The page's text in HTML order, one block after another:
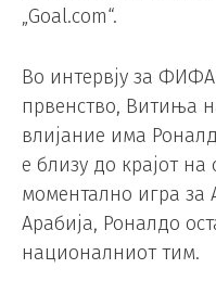
„Goal.com“.
Во интервју за ФИФА
првенство, Витиња
влијание има
е близу до крајот на
моментално игра за
Арабија, Роналдо
националниот тим.